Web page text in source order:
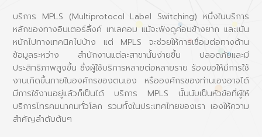
บริการ MPLS (Multiprotocol Label Switching) หนึ่งในบริการ
หลักของทางอินเตอร์ลิ้งค์ เทเลคอม แม้จะฟังดูค่อนข้างยาก และเน้น
หนักไปทางเทคนิคไปบ้าง แต่ MPLS จะช่วยให้การเชื่อมต่อทางด้าน
ข้อมูลระหว่าง สำนักงานแต่ละสาขานั้นง่ายขึ้น ปลอดภัยและมี
ประสิทธิภาพสูงขึ้น ซึ่งผู้ใช้บริการหลายต่อหลายราย ร้องขอให้มีการใช้
งานเกิดขึ้นภายในองค์กรของตนเอง หรือองค์กรของท่านเองอาจได้
มีการใช้งานอยู่แล้วก็เป็นได้ บริการ MPLS นั้นนับเป็นหัวข้อที่ผู้ให้
บริการโทรคมนาคมทั่วโลก รวมทั้งในประเทศไทยของเรา เองให้ความ
สำคัญลำดับต้นๆ